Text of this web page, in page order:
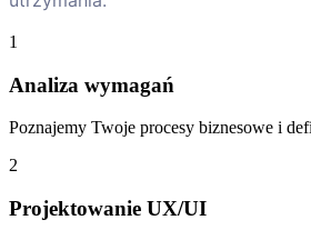
1
Analiza wymagań
Poznajemy Twoje procesy biznesowe i
2
Projektowanie UX/UI